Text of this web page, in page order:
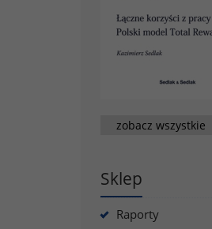
zobacz wszystkie
Sklep
Raporty